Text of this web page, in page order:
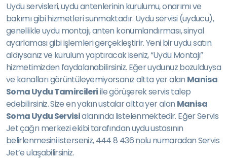
Uydu servisleri, uydu antenlerinin kurulumu, onarımı ve
bakımı gibi hizmetleri sunmaktadır. Uydu servisi (uyducu),
genellikle uydu montajı, anten konumlandırması, sinyal
ayarlaması gibi işlemleri gerçekleştirir. Yeni bir uydu satın
aldıysanız ve kurulum yaptıracak iseniz, “Uydu Montajı”
hizmetimizden faydalanabilirsiniz. Eğer uydunuz bozulduysa
ve kanalları görüntüleyemiyorsanız altta yer alan Manisa
Soma Uydu Tamircileriile görüşerek servis talep
edebilirsiniz. Size en yakın ustalar altta yer alan Manisa
Soma Uydu Servisialanında listelenmektedir. Eğer Servis
Jet çağrı merkezi ekibi tarafından uydu ustasının
belirlenmesini isterseniz, 444 8 436 nolu numaradan Servis
Jet’e ulaşabilirsiniz.